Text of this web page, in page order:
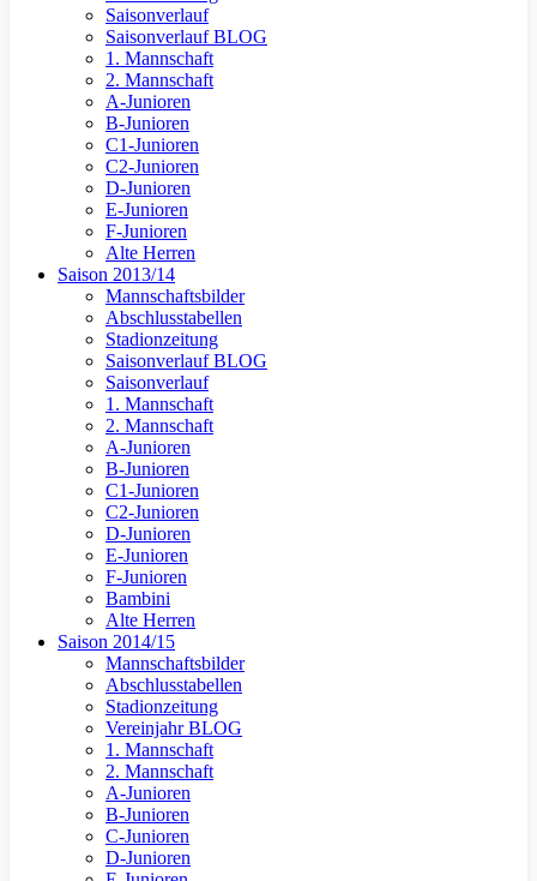
Saisonverlauf
Saisonverlauf BLOG
1. Mannschaft
2. Mannschaft
A-Junioren
B-Junioren
C1-Junioren
C2-Junioren
D-Junioren
E-Junioren
F-Junioren
Alte Herren
Saison 2013/14
Mannschaftsbilder
Abschlusstabellen
Stadionzeitung
Saisonverlauf BLOG
Saisonverlauf
1. Mannschaft
2. Mannschaft
A-Junioren
B-Junioren
C1-Junioren
C2-Junioren
D-Junioren
E-Junioren
F-Junioren
Bambini
Alte Herren
Saison 2014/15
Mannschaftsbilder
Abschlusstabellen
Stadionzeitung
Vereinjahr BLOG
1. Mannschaft
2. Mannschaft
A-Junioren
B-Junioren
C-Junioren
D-Junioren